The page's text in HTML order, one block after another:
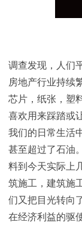
调查发现，人们
房地产行业持续
芯片，纸张，塑
喜欢用来踩踏或
我们的日常生活
甚至超过了石油
料到今天实际上
筑施工，建筑施
们又把目光转向
在经济利益的驱